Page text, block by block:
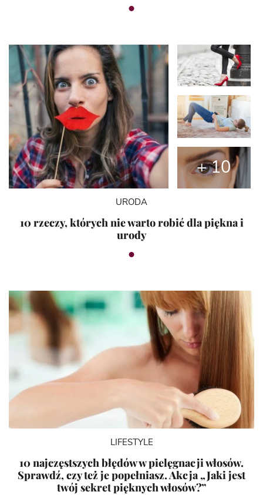
+ 10
URODA
10 rzeczy, których nie warto robić dla piękna i
urody
LIFESTYLE
10 najczęstszych błędów w pielęgnacji włosów.
Sprawdź, czy też je popełniasz. Akcja „Jaki jest
twój sekret pięknych włosów?”